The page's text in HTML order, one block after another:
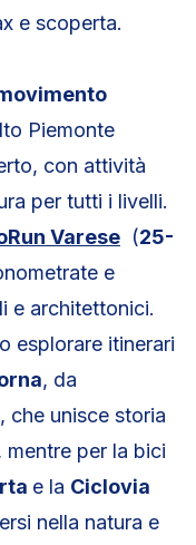
e scoperta.
Piemonte
con attività
per tutti i livelli.
Varese (25-
e
e architettonici.
esplorare itinerari
, da
che unisce storia
per la bici
e la Ciclovia
nella natura e